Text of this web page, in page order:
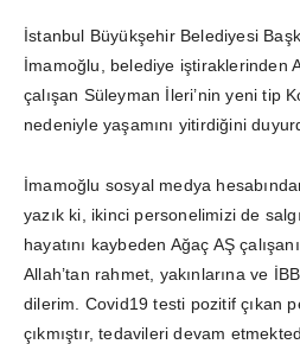
İstanbul Büyükşehir Belediyesi
İmamoğlu, belediye iştiraklerinden
çalışan Süleyman İleri’nin yeni tip
nedeniyle yaşamını yitirdiğini
İmamoğlu sosyal medya
yazık ki, ikinci personelimizi de
hayatını kaybeden Ağaç AŞ
Allah’tan rahmet, yakınlarına ve
dilerim. Covid19 testi pozitif çıkan
çıkmıştır, tedavileri devam